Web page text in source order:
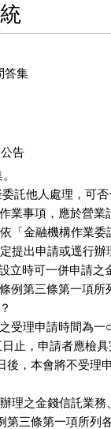
告
託他人處理，可
作業事項，應於營
再依「金融機構作業
規定提出申請或逕行
設立時可一併申請
條例第三條第一項
之受理申請時間為
五日止，申請者應檢
止日後，本會將不受理
擬辦理之金錢信託業
條例第三條第一項所列